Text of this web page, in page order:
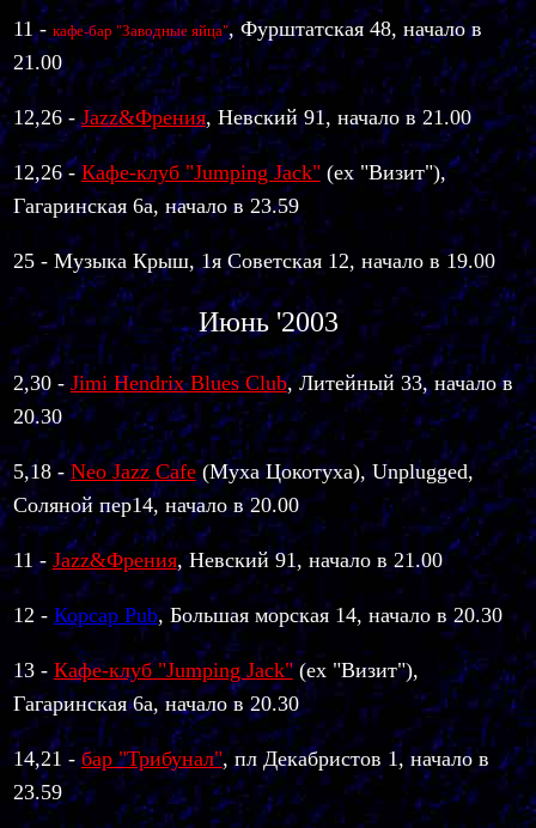
11 - кафе-бар "Заводные яйца", Фурштатская 48, начало в
21.00
12,26 -Jazz&Френия, Невский 91, начало в 21.00
12,26 -Кафе-клуб "Jumping Jack" (ex "Визит"),
Гагаринская 6а, начало в 23.59
25 - Музыка Крыш, 1я Советская 12, начало в 19.00
Июнь '2003
2,30 - Jimi Hendrix Blues Club, Литейный 33, начало в
20.30
5,18 - Neo Jazz Cafe(Муха Цокотуха), Unplugged,
Соляной пер14, начало в 20.00
11 - Jazz&Френия, Невский 91, начало в 21.00
12 - Корсар Pub, Большая морская 14, начало в 20.30
13 - Кафе-клуб "Jumping Jack" (ex "Визит"),
Гагаринская 6а, начало в 20.30
14,21 -бар "Трибунал", пл Декабристов 1, начало в
23.59